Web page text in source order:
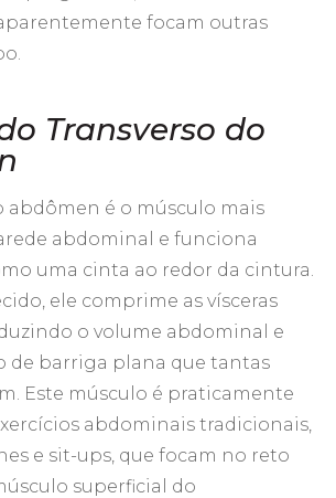
focam outras
Transverso do
abdômen é o músculo mais
abdominal e funciona
uma cinta ao redor da cintura.
ele comprime as vísceras
o volume abdominal e
de barriga plana que tantas
Este músculo é praticamente
abdominais tradicionais,
e sit-ups, que focam no reto
superficial do